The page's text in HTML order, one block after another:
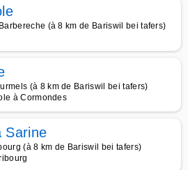
(à 8 km de Bariswil bei tafers)
(à 8 km de Bariswil bei tafers)
à Cormondes
Sarine
(à 8 km de Bariswil bei tafers)